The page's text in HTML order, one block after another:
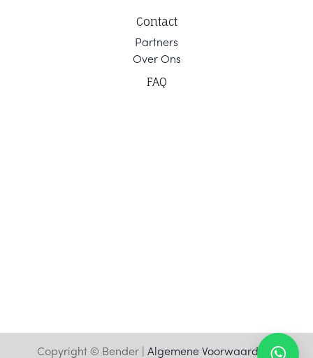
Contact
Partners
Over Ons
FAQ
Copyright © Bender | Algemene Voorwaarden